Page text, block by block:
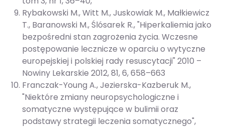
Rybakowski M., Witt M., Juskowiak M., Małkiewicz
T., Baranowski M., Ślósarek R., "Hiperkaliemia jako
bezpośredni stan zagrożenia życia. Wczesne
postępowanie lecznicze w oparciu o wytyczne
europejskiej i polskiej rady resuscytacji" 2010 –
Nowiny Lekarskie 2012, 81, 6, 658–663
Franczak-Young A., Jezierska-Kazberuk M.,
"Niektóre zmiany neuropsychologiczne i
somatyczne występujące w bulimii oraz
podstawy strategii leczenia somatycznego",